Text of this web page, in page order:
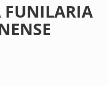
FUNILARIA